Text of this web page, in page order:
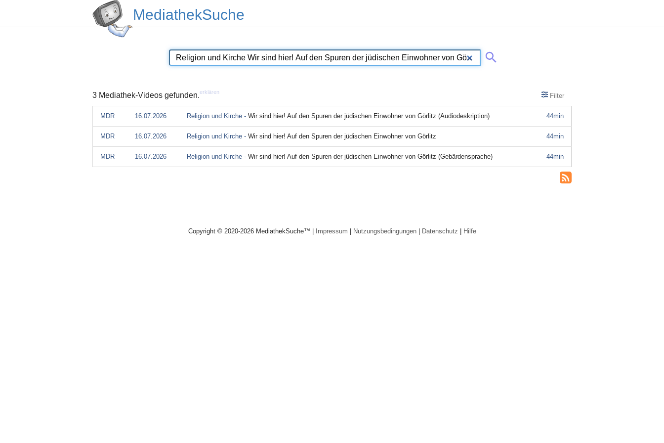
MediathekSuche
3 Mediathek-Videos gefunden.erklären Filter
44min
MDR 16.07.2026 Religion und Kirche - Wir sind hier! Auf den Spuren der jüdischen Einwohner von Görlitz (Audiodeskription)
44min
MDR 16.07.2026 Religion und Kirche - Wir sind hier! Auf den Spuren der jüdischen Einwohner von Görlitz
44min
MDR 16.07.2026 Religion und Kirche - Wir sind hier! Auf den Spuren der jüdischen Einwohner von Görlitz (Gebärdensprache)
Copyright © 2020-2026 MediathekSuche™ | Impressum | Nutzungsbedingungen| Datenschutz | Hilfe